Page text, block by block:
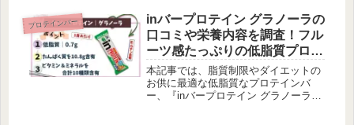
プロテインバー
inバープロテイン グラノーラの
口コミや栄養内容を調査！フル
ーツ感たっぷりの低脂質プロテ
インバー！
本記事では、脂質制限やダイエットの
お供に最適な低脂質なプロテインバ
ー、『inバープロテイン グラノーラ』